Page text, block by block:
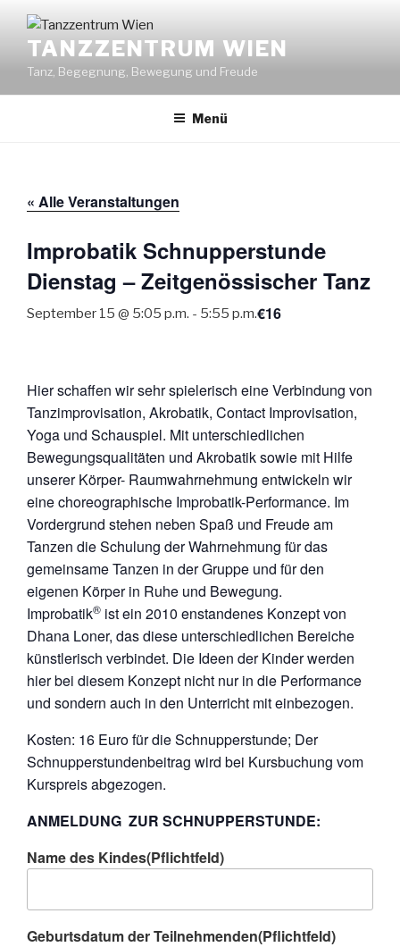
Inhalt
springenTANZZENTRUM WIEN
Tanz, Begegnung, Bewegung und Freude
Menü
« Alle Veranstaltungen
Improbatik Schnupperstunde
Dienstag – Zeitgenössischer Tanz
September 15 @ 5:05 p.m. - 5:55 p.m.€16
Hier schaffen wir sehr spielerisch eine Verbindung von
Tanzimprovisation, Akrobatik, Contact Improvisation,
Yoga und Schauspiel. Mit unterschiedlichen
Bewegungsqualitäten und Akrobatik sowie mit Hilfe
unserer Körper- Raumwahrnehmung entwickeln wir
eine choreographische Improbatik-Performance. Im
Vordergrund stehen neben Spaß und Freude am
Tanzen die Schulung der Wahrnehmung für das
gemeinsame Tanzen in der Gruppe und für den
eigenen Körper in Ruhe und Bewegung.
Improbatik® ist ein 2010 enstandenes Konzept von
Dhana Loner, das diese unterschiedlichen Bereiche
künstlerisch verbindet. Die Ideen der Kinder werden
hier bei diesem Konzept nicht nur in die Performance
und sondern auch in den Unterricht mit einbezogen.
Kosten: 16 Euro für die Schnupperstunde; Der
Schnupperstundenbeitrag wird bei Kursbuchung vom
Kurspreis abgezogen.
ANMELDUNG ZUR SCHNUPPERSTUNDE:
Name des Kindes(Pflichtfeld)
Geburtsdatum der Teilnehmenden(Pflichtfeld)